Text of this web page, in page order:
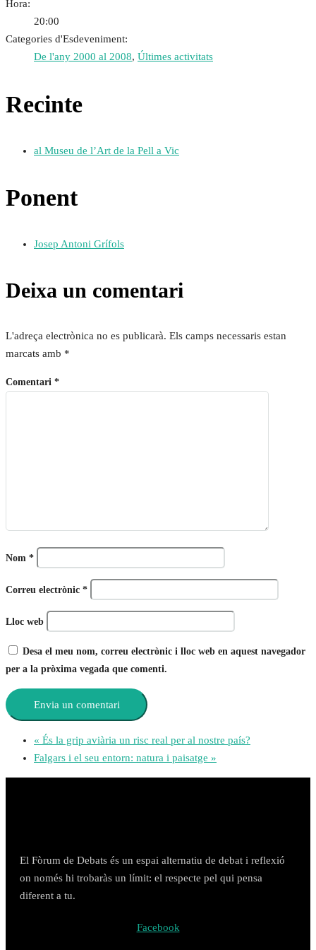
Hora:
20:00
Categories d'Esdeveniment:
De l'any 2000 al 2008, Últimes activitats
Recinte
al Museu de l’Art de la Pell a Vic
Ponent
Josep Antoni Grífols
Deixa un comentari
L'adreça electrònica no es publicarà. Els camps necessaris estan
marcats amb *
Comentari *
Nom *
Correu electrònic *
Lloc web
Desa el meu nom, correu electrònic i lloc web en aquest navegador
per a la pròxima vegada que comenti.
« És la grip aviària un risc real per al nostre país?
Falgars i el seu entorn: natura i paisatge »
El Fòrum de Debats és un espai alternatiu de debat i reflexió
on només hi trobaràs un límit: el respecte pel qui pensa
diferent a tu.
Facebook